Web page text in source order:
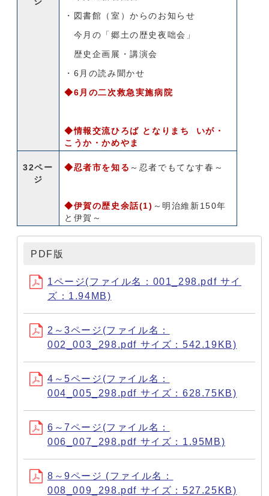
・図書館（室）からのお知らせ
今月の「郷土の歴史夜咄会」
歴史企画展・講演会
・6月の読み聞かせ
◆6月の二次救急実施病院
◆情報交流ひろば となりまち いが・
こうか・かめやま
32ペー
ジ
◆忍者市を知る ～忍者でもてなす春～
◆伊賀の歴史余話(1) ～明治維新150年
と伊賀～
PDF版
1ページ(ファイル名：001_298.pdf サイ
ズ：1.94MB)
2～3ページ(ファイル名：
002_003_298.pdf サイズ：542.19KB)
4～5ページ(ファイル名：
004_005_298.pdf サイズ：628.75KB)
6～7ページ(ファイル名：
006_007_298.pdf サイズ：1.95MB)
8～9ページ (ファイル名：
008_009_298.pdf サイズ：527.25KB)